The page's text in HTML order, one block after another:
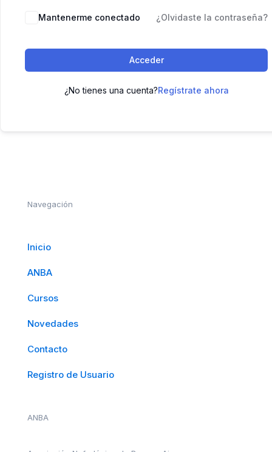
Mantenerme conectado ¿Olvidaste la contraseña?
Acceder
¿No tienes una cuenta?Regístrate ahora
Navegación
Inicio
ANBA
Cursos
Novedades
Contacto
Registro de Usuario
ANBA